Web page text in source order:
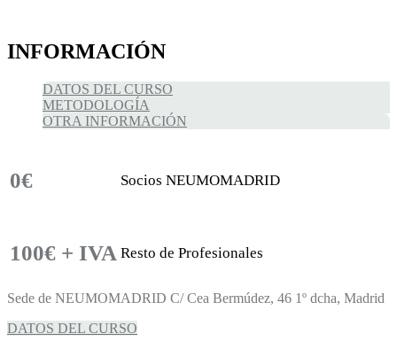
INFORMACIÓN
DATOS DEL CURSO
METODOLOGÍA
OTRA INFORMACIÓN
0€ Socios NEUMOMADRID
100€ + IVA Resto de Profesionales
Sede de NEUMOMADRID C/ Cea Bermúdez, 46 1º dcha, Madrid
DATOS DEL CURSO